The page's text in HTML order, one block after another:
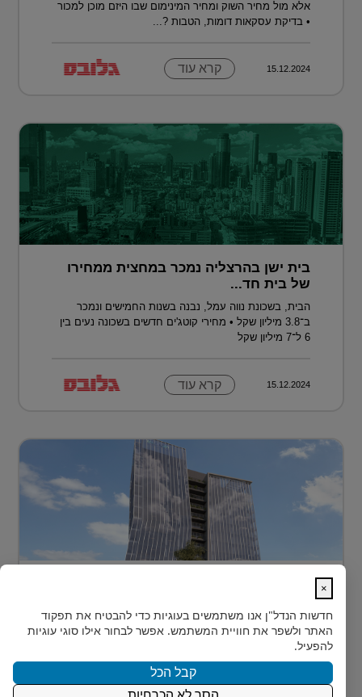
אלא מול מחיר השוק ומחיר המינימום שבו היזם מוכן למכור
• בדיקת עסקאות דומות, הטבות ?...
15.12.2024 קרא עוד
בית ישן בהרצליה נמכר במחצית ממחירו
של בית חד...
הבית, בשכונת נווה עמל, נבנה בשנות החמישים ונמכר
ב־3.8 מיליון שקל • מחירי קוטג'ים חדשים בשכונה נעים בין
6 ל־7 מיליון שקל
15.12.2024 קרא עוד
MEDIPORT תל השומר - נבנה לפרוץ דרך אל המחר
בעולם הרפואה של המאה ה-21, קצב החדשנות אינו
מאפשר מנ...
×
חדשות הנדל"ן אנו משתמשים בעוגיות כדי להבטיח את תפקוד
האתר ולשפר את חוויית המשתמש. אפשר לבחור אילו סוגי עוגיות
להפעיל.
קבל הכל